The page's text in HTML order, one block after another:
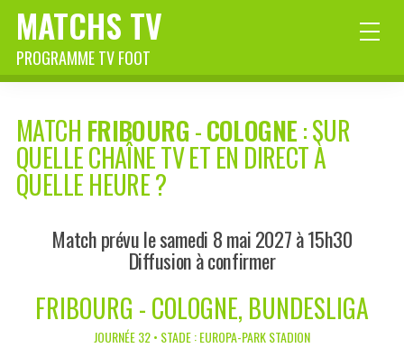
MATCHS TV
PROGRAMME TV FOOT
MATCH FRIBOURG-COLOGNE: SUR
QUELLE CHAÎNE TV ET EN DIRECT À
QUELLE HEURE ?
Match prévu le samedi 8 mai 2027 à 15h30
Diffusion à confirmer
FRIBOURG - COLOGNE, BUNDESLIGA
JOURNÉE 32 • STADE : EUROPA-PARK STADION